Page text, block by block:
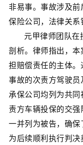
非易事。事故涉及
保险公司，法律关系
元甲律师团队
剖析。律师指出，
担赔偿责任的主体
事故的次责方驾驶
承保公司均列为共
责方车辆投保的交
一并列为被告，确保
为后续顺利执行判决